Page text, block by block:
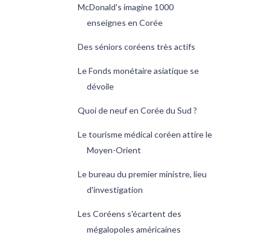
McDonald's imagine 1000
enseignes en Corée
Des séniors coréens très actifs
Le Fonds monétaire asiatique se
dévoile
Quoi de neuf en Corée du Sud ?
Le tourisme médical coréen attire le
Moyen-Orient
Le bureau du premier ministre, lieu
d'investigation
Les Coréens s'écartent des
mégalopoles américaines